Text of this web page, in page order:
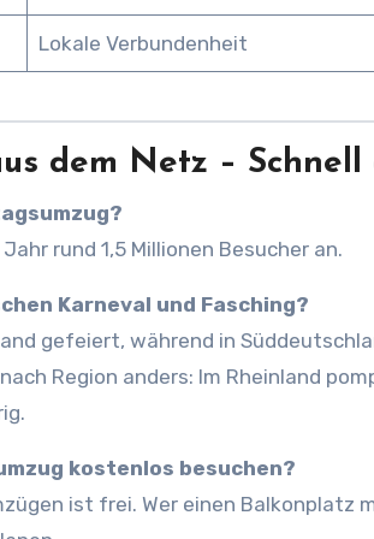
Lokale Verbundenheit
dem Netz –
rund 1,5 Millionen Besucher an.
Karneval und Fasching?
gefeiert, während in
Region anders: Im Rheinland
kostenlos besuchen?
ist frei. Wer einen Balkonplatz